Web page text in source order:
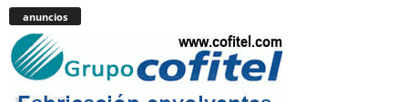
anuncios